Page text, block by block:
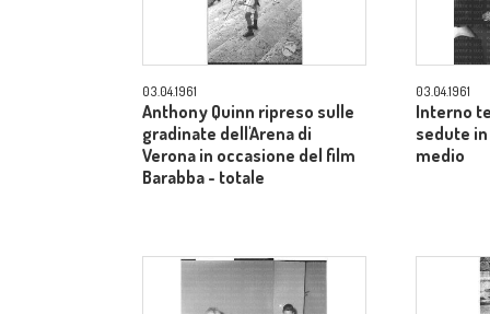
03.04.1961
Anthony Quinn ripreso sulle
gradinate dell'Arena di
Verona in occasione del film
Barabba - totale
03.04.1961
Interno
sedute
medio